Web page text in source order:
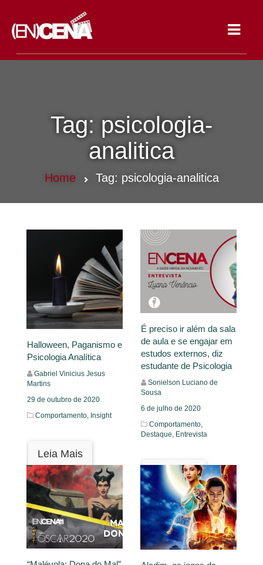
Tag: psicologia-
analitica
Home Tag: psicologia-analitica
Halloween, Paganismo e
Psicologia Analítica
Gabriel Vinicius Jesus
Martins
29 de outubro de 2020
Comportamento, Insight
Leia Mais
É preciso ir além da sala
de aula e se engajar em
estudos externos, diz
estudante de Psicologia
Sonielson Luciano de
Sousa
6 de julho de 2020
Comportamento,
Destaque, Entrevista
Leia Mais